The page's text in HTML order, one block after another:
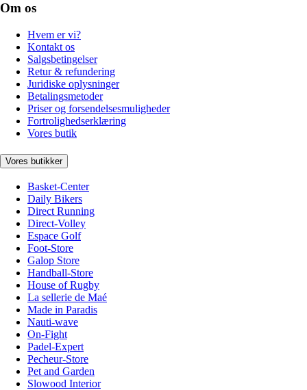
Om os
Hvem er vi?
Kontakt os
Salgsbetingelser
Retur & refundering
Juridiske oplysninger
Betalingsmetoder
Priser og forsendelsesmuligheder
Fortrolighedserklæring
Vores butik
Vores butikker
Basket-Center
Daily Bikers
Direct Running
Direct-Volley
Espace Golf
Foot-Store
Galop Store
Handball-Store
House of Rugby
La sellerie de Maé
Made in Paradis
Nauti-wave
On-Fight
Padel-Expert
Pecheur-Store
Pet and Garden
Slowood Interior